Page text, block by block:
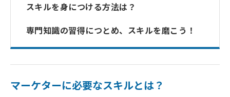
スキルを身につける方法は？
専門知識の習得につとめ、スキルを磨こう！
マーケターに必要なスキルとは？